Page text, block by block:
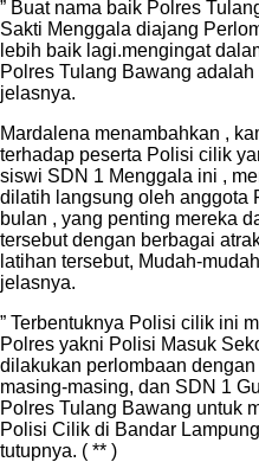
” Buat nama baik Polres
Sakti Menggala diajang
lebih baik lagi.mengingat
Polres Tulang Bawang
jelasnya.
Mardalena menambahkan ,
terhadap peserta Polisi cilik
siswi SDN 1 Menggala ini ,
dilatih langsung oleh anggota
bulan , yang penting mereka
tersebut dengan berbagai
latihan tersebut, Mudah-
jelasnya.
” Terbentuknya Polisi cilik ini
Polres yakni Polisi Masuk
dilakukan perlombaan
masing-masing, dan SDN 1
Polres Tulang Bawang untuk
Polisi Cilik di Bandar
tutupnya. ( ** )